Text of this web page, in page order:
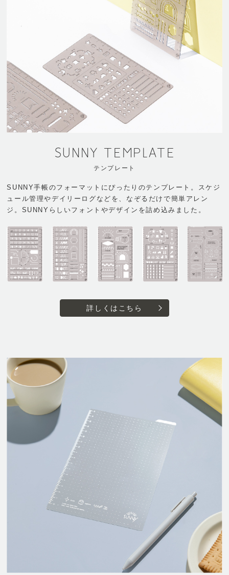
SUNNY TEMPLATE
テンプレート
SUNNY手帳のフォーマットにぴったりのテンプレート。スケジ
ュール管理やデイリーログなどを、なぞるだけで簡単アレン
ジ。SUNNYらしいフォントやデザインを詰め込みました。
詳しくはこちら